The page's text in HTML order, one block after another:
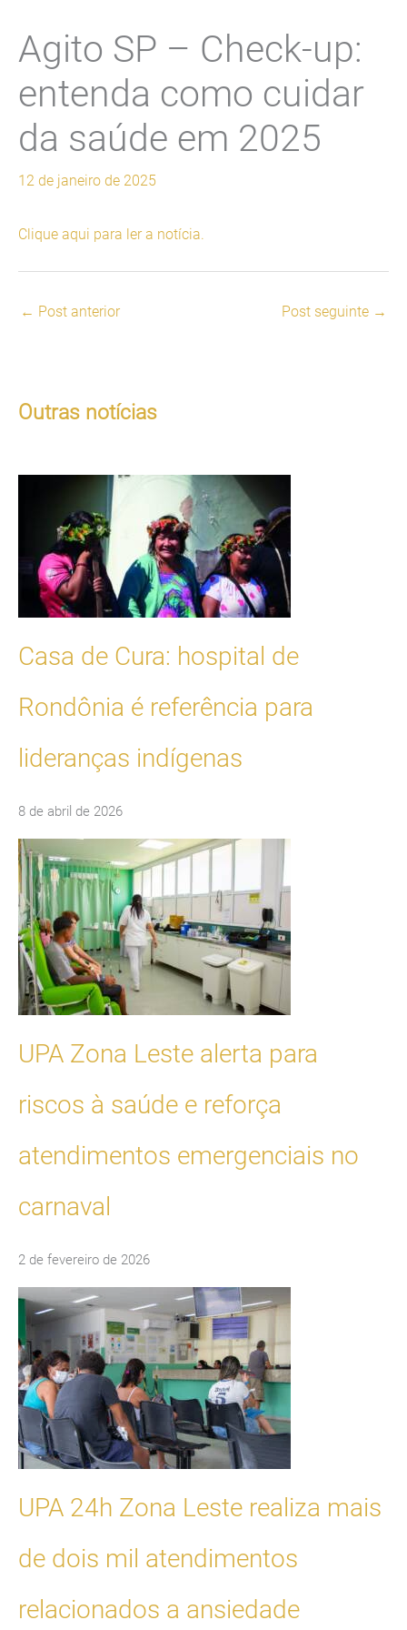
Agito SP – Check-up:
entenda como cuidar
da saúde em 2025
12 de janeiro de 2025
Clique aqui para ler a notícia.
← Post anterior Post seguinte →
Outras notícias
Casa de Cura: hospital de
Rondônia é referência para
lideranças indígenas
8 de abril de 2026
UPA Zona Leste alerta para
riscos à saúde e reforça
atendimentos emergenciais no
carnaval
2 de fevereiro de 2026
UPA 24h Zona Leste realiza mais
de dois mil atendimentos
relacionados a ansiedade